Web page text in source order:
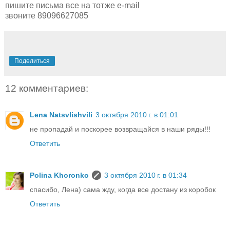
пишите письма все на тотже e-mail
звоните 89096627085
Поделиться
12 комментариев:
Lena Natsvlishvili 3 октября 2010 г. в 01:01
не пропадай и поскорее возвращайся в наши ряды!!!
Ответить
Polina Khoronko
3 октября 2010 г. в 01:34
спасибо, Лена) сама жду, когда все достану из коробок
Ответить